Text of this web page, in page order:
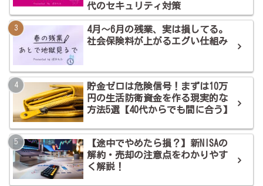
代のセキュリティ対策
4月～6月の残業、実は損してる。
社会保険料が上がるエグい仕組み
貯金ゼロは危険信号！まずは10万
円の生活防衛資金を作る現実的な
方法5選【40代からでも間に合う】
【途中でやめたら損？】新NISAの
解約・売却の注意点をわかりやす
く解説！